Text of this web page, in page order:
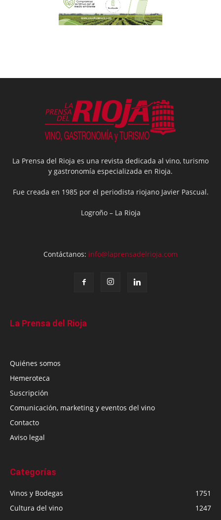
La Prensa del Rioja es una revista dedicada al vino, turismo
y gastronomía especializada en Rioja.
Fue creada en 1985 por el periodista riojano Javier Pascual.
Logroño – La Rioja
Contáctanos: info@laprensadelrioja.com
La Prensa del Rioja
Quiénes somos
Hemeroteca
Suscripción
Comunicación, marketing y eventos del vino
Contacto
Aviso legal
Categorías
Vinos y Bodegas
1751
Cultura del vino
1247